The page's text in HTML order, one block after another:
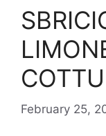
February 25,